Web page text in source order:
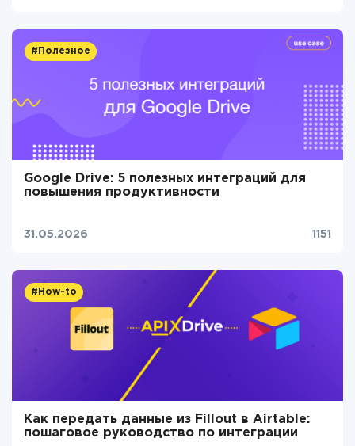
#Полезное
Google Drive: 5 полезных интеграций для
повышения продуктивности
31.05.2026 1151
#How-to
Как передать данные из Fillout в Airtable:
пошаговое руководство по интеграции